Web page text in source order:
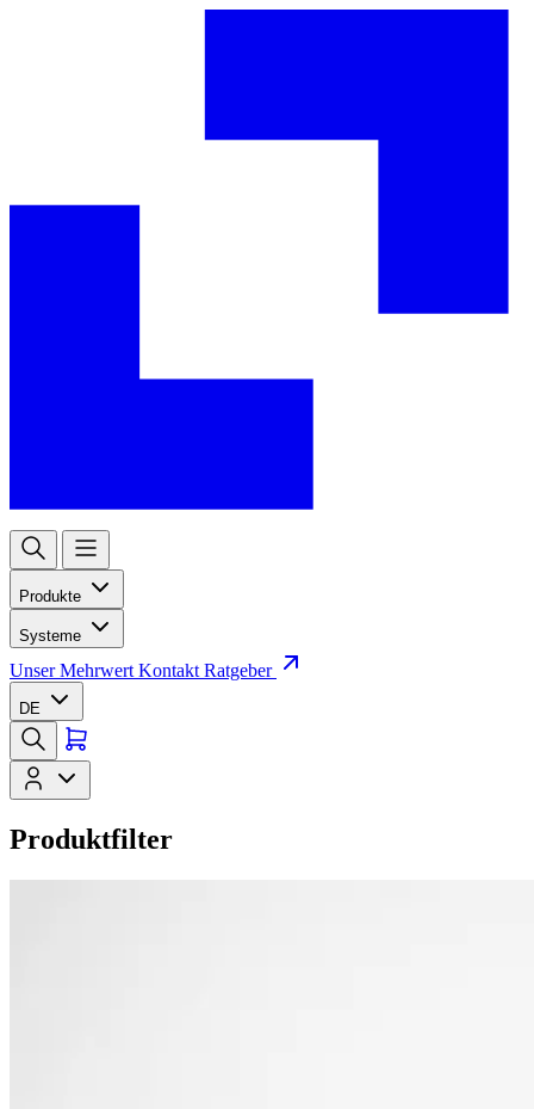
Produkte
Systeme
Unser Mehrwert Kontakt Ratgeber
DE
Produktfilter